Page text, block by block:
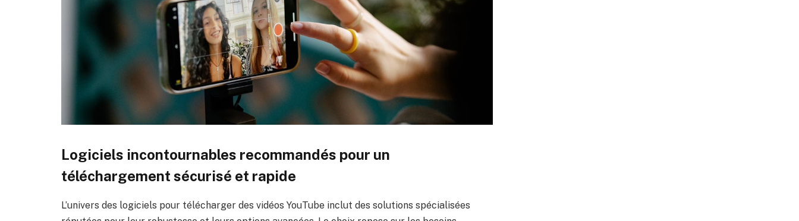
Logiciels incontournables recommandés pour un
téléchargement sécurisé et rapide
L’univers des logiciels pour télécharger des vidéos YouTube inclut des solutions spécialisées